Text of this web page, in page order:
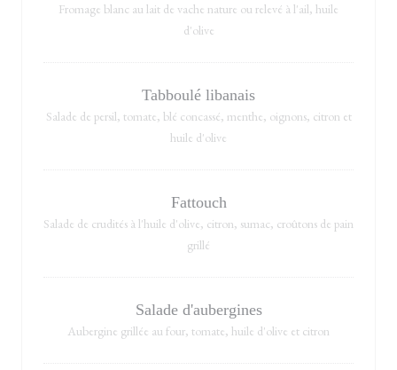
Fromage blanc au lait de vache nature ou relevé à l'ail, huile
d'olive
Tabboulé libanais
Salade de persil, tomate, blé concassé, menthe, oignons, citron et
huile d'olive
Fattouch
Salade de crudités à l'huile d'olive, citron, sumac, croûtons de pain
grillé
Salade d'aubergines
Aubergine grillée au four, tomate, huile d'olive et citron